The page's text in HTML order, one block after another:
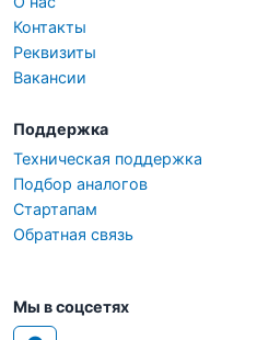
Контакты
Реквизиты
Вакансии
Поддержка
Техническая поддержка
Подбор аналогов
Стартапам
Обратная связь
Мы в соцсетях